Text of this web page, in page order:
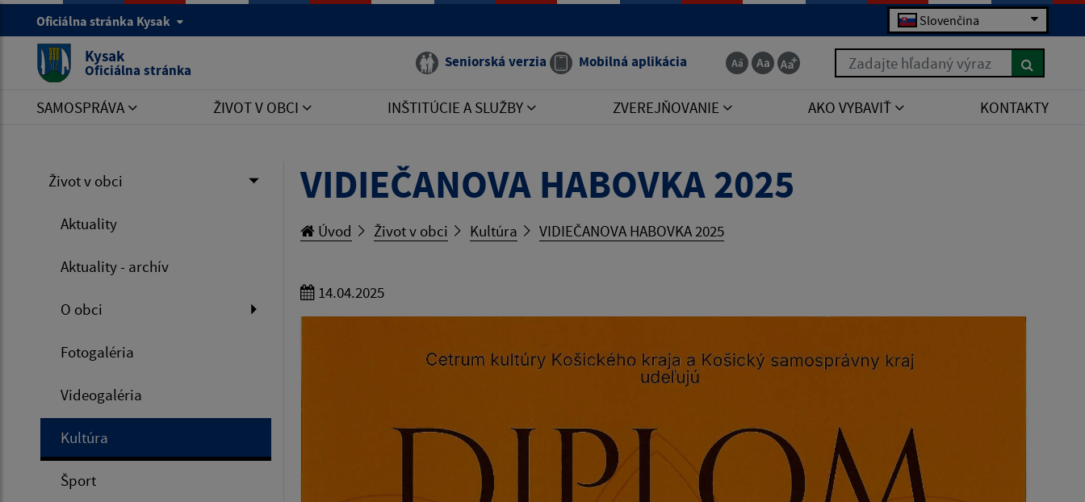
Oficiálna stránka Kysak Slovenčina
Kysak
Oficiálna stránka Seniorská verzia Mobilná aplikácia Zadajte hľadaný výraz
SAMOSPRÁVA ŽIVOT V OBCI INŠTITÚCIE A SLUŽBY ZVEREJŇOVANIE AKO VYBAVIŤ KONTAKTY
Život v obci
Aktuality
Aktuality - archív
O obci
Fotogaléria
Videogaléria
Kultúra
Šport
VIDIEČANOVA HABOVKA 2025
Úvod Život v obci Kultúra VIDIEČANOVA HABOVKA 2025
14.04.2025